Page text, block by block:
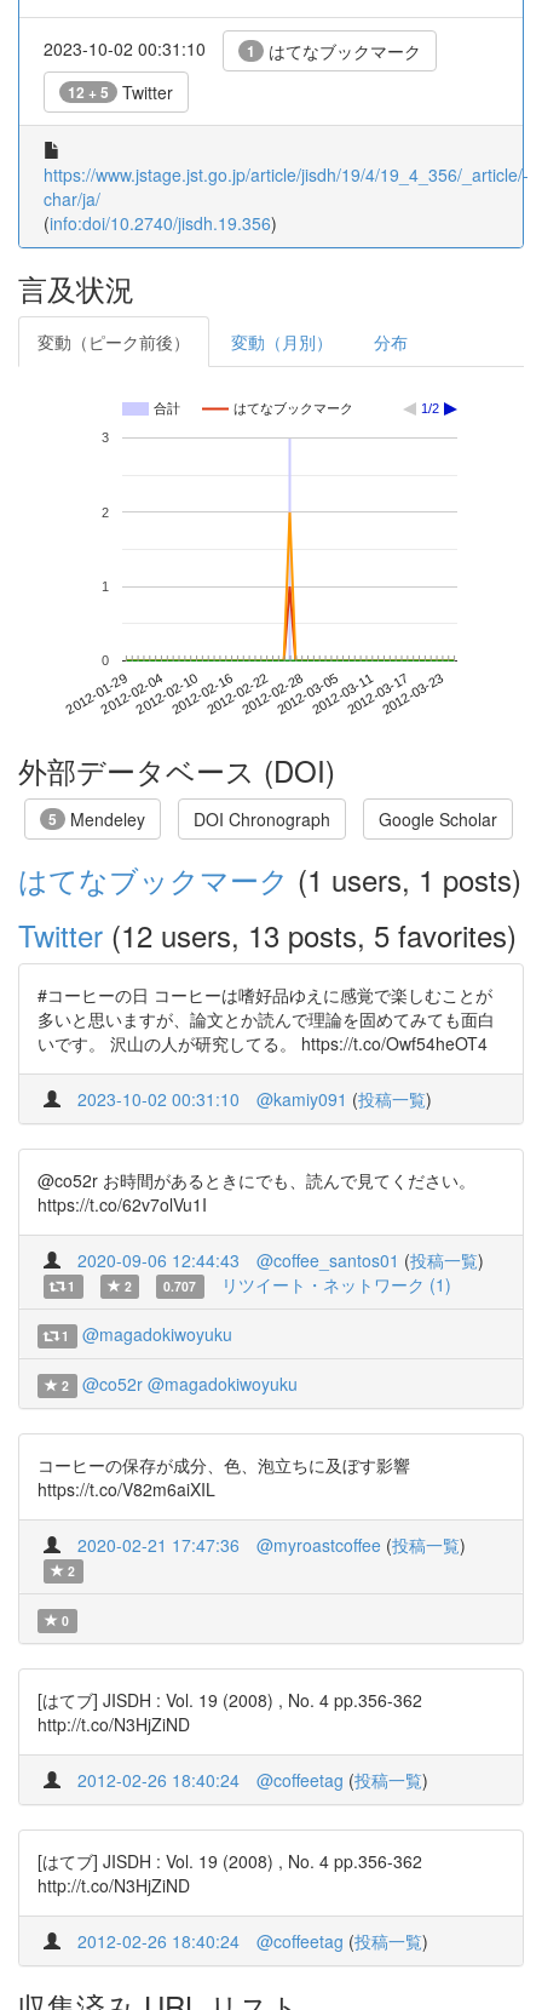
2023-10-02 00:31:10 1 はてなブックマーク
12 + 5 Twitter
https://www.jstage.jst.go.jp/article/jisdh/19/4/19_4_356/_article/-
char/ja/
(info:doi/10.2740/jisdh.19.356)
言及状況
変動（ピーク前後） 変動（月別） 分布
合計 はてなブックマーク 1/2
2012-01-292012-02-042012-02-102012-02-162012-02-222012-02-282012-03-052012-03-112012-03-172012-03-23
0
1
2
3
外部データベース (DOI)
5 Mendeley DOI Chronograph Google Scholar
はてなブックマーク (1 users, 1 posts)
Twitter (12 users, 13 posts, 5 favorites)
#コーヒーの日 コーヒーは嗜好品ゆえに感覚で楽しむことが
多いと思いますが、論文とか読んで理論を固めてみても面白
いです。 沢山の人が研究してる。 https://t.co/Owf54heOT4
2023-10-02 00:31:10 @kamiy091 (投稿一覧)
@co52r お時間があるときにでも、読んで見てください。
https://t.co/62v7olVu1I
2020-09-06 12:44:43 @coffee_santos01 (投稿一覧)
1 2 0.707 リツイート・ネットワーク (1)
1 @magadokiwoyuku
2 @co52r @magadokiwoyuku
コーヒーの保存が成分、色、泡立ちに及ぼす影響
https://t.co/V82m6aiXIL
2020-02-21 17:47:36 @myroastcoffee (投稿一覧)
2
0
[はてブ] JISDH : Vol. 19 (2008) , No. 4 pp.356-362
http://t.co/N3HjZiND
2012-02-26 18:40:24 @coffeetag (投稿一覧)
[はてブ] JISDH : Vol. 19 (2008) , No. 4 pp.356-362
http://t.co/N3HjZiND
2012-02-26 18:40:24 @coffeetag (投稿一覧)